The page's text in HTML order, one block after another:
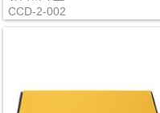
CCD-2-002